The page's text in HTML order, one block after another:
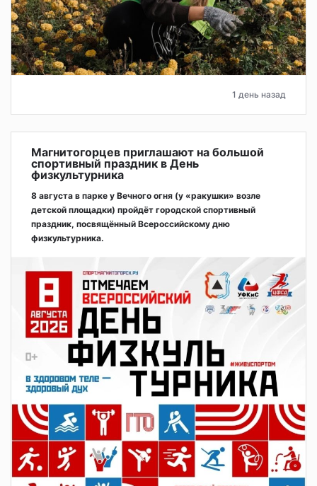
1 день назад
Магнитогорцев приглашают на большой
спортивный праздник в День
физкультурника
8 августа в парке у Вечного огня (у «ракушки» возле
детской площадки) пройдёт городской спортивный
праздник, посвящённый Всероссийскому дню
физкультурника.